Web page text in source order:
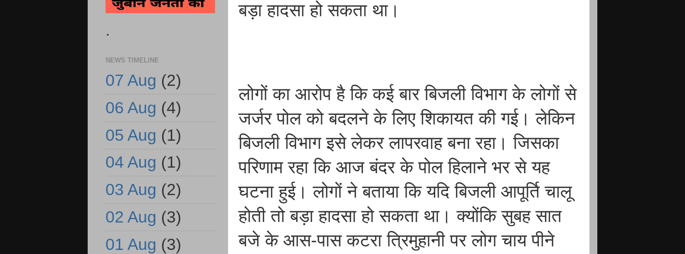
बड़ा हादसा हो सकता था।
लोगों का आरोप है कि कई बार बिजली विभाग के लोगों से
जर्जर पोल को बदलने के लिए शिकायत की गई। लेकिन
बिजली विभाग इसे लेकर लापरवाह बना रहा। जिसका
परिणाम रहा कि आज बंदर के पोल हिलाने भर से यह
घटना हुई। लोगों ने बताया कि यदि बिजली आपूर्ति चालू
होती तो बड़ा हादसा हो सकता था। क्योंकि सुबह सात
बजे के आस-पास कटरा त्रिमुहानी पर लोग चाय पीने
.
NEWS TIMELINE
07 Aug (2)
06 Aug (4)
05 Aug (1)
04 Aug (1)
03 Aug (2)
02 Aug (3)
01 Aug (3)